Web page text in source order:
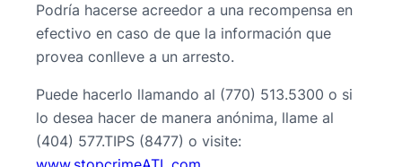
Podría hacerse acreedor a una recompensa en
efectivo en caso de que la información que
provea conlleve a un arresto.
Puede hacerlo llamando al (770) 513.5300 o si
lo desea hacer de manera anónima, llame al
(404) 577.TIPS (8477) o visite: